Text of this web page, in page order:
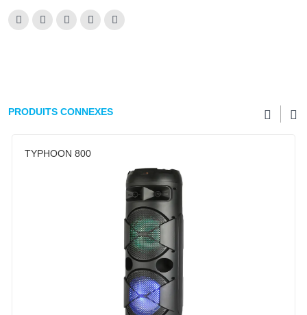
PRODUITS CONNEXES
TYPHOON 800